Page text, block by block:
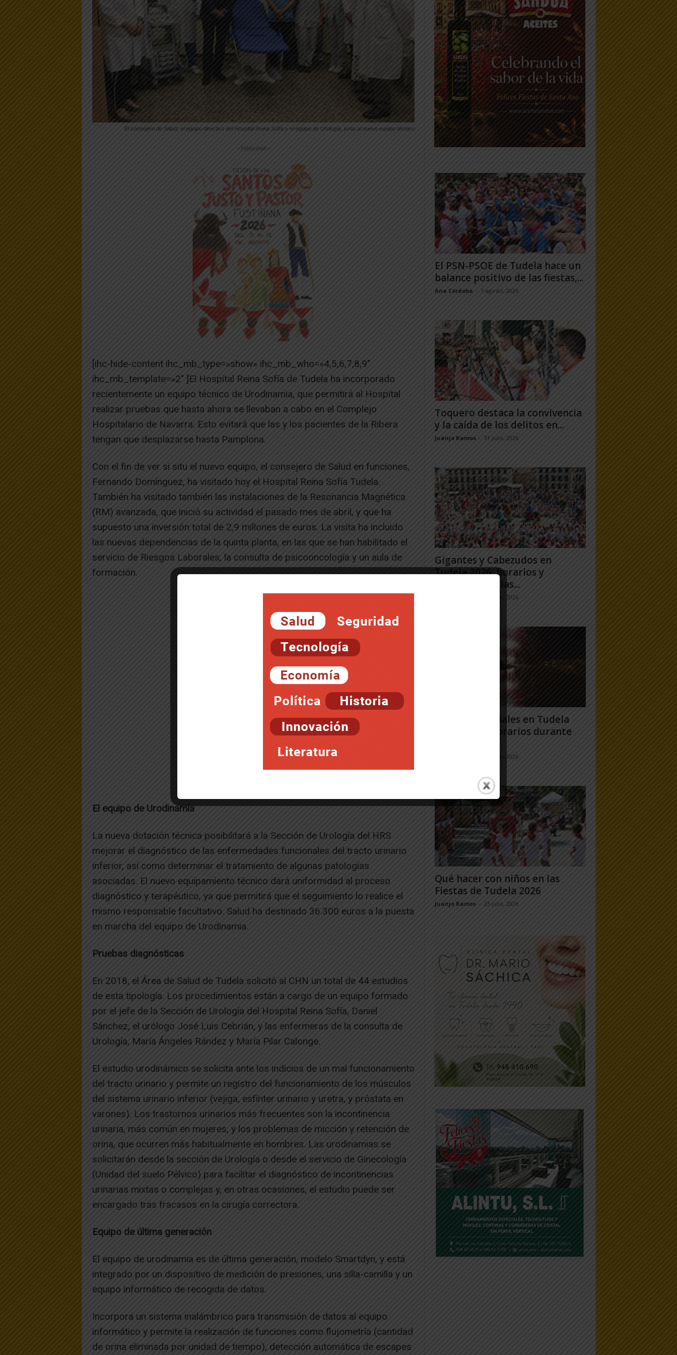
El consejero de Salud, el equipo directivo del Hospital Reina Sofía y el equipo de Urología, junto al nuevo equipo técnico
-- Publicidad --
[ihc-hide-content ihc_mb_type=»show» ihc_mb_who=»4,5,6,7,8,9″
ihc_mb_template=»2″ ]El Hospital Reina Sofía de Tudela ha incorporado
recientemente un equipo técnico de Urodinamia, que permitirá al Hospital
realizar pruebas que hasta ahora se llevaban a cabo en el Complejo
Hospitalario de Navarra. Esto evitará que las y los pacientes de la Ribera
tengan que desplazarse hasta Pamplona.
Con el fin de ver si situ el nuevo equipo, el consejero de Salud en funciones,
Fernando Domínguez, ha visitado hoy el Hospital Reina Sofía Tudela.
También ha visitado también las instalaciones de la Resonancia Magnética
(RM) avanzada, que inició su actividad el pasado mes de abril, y que ha
supuesto una inversión total de 2,9 millones de euros. La visita ha incluido
las nuevas dependencias de la quinta planta, en las que se han habilitado el
servicio de Riesgos Laborales, la consulta de psicooncología y un aula de
formación.
El equipo de Urodinamia
La nueva dotación técnica posibilitará a la Sección de Urología del HRS
mejorar el diagnóstico de las enfermedades funcionales del tracto urinario
inferior, así como determinar el tratamiento de algunas patologías
asociadas. El nuevo equipamiento técnico dará uniformidad al proceso
diagnóstico y terapéutico, ya que permitirá que el seguimiento lo realice el
mismo responsable facultativo. Salud ha destinado 36.300 euros a la puesta
en marcha del equipo de Urodinamia.
Pruebas diagnósticas
En 2018, el Área de Salud de Tudela solicitó al CHN un total de 44 estudios
de esta tipología. Los procedimientos están a cargo de un equipo formado
por el jefe de la Sección de Urología del Hospital Reina Sofía, Daniel
Sánchez, el urólogo José Luis Cebrián, y las enfermeras de la consulta de
Urología, María Ángeles Rández y María Pilar Calonge.
El estudio urodinámico se solicita ante los indicios de un mal funcionamiento
del tracto urinario y permite un registro del funcionamiento de los músculos
del sistema urinario inferior (vejiga, esfínter urinario y uretra, y próstata en
varones). Los trastornos urinarios más frecuentes son la incontinencia
urinaria, más común en mujeres, y los problemas de micción y retención de
orina, que ocurren más habitualmente en hombres. Las urodinamias se
solicitarán desde la sección de Urología o desde el servicio de Ginecología
(Unidad del suelo Pélvico) para facilitar el diagnóstico de incontinencias
urinarias mixtas o complejas y, en otras ocasiones, el estudio puede ser
encargado tras fracasos en la cirugía correctora.
Equipo de última generación
El equipo de urodinamia es de última generación, modelo Smartdyn, y está
integrado por un dispositivo de medición de presiones, una silla-camilla y un
equipo informático de recogida de datos.
Incorpora un sistema inalámbrico para transmisión de datos al equipo
informático y permite la realización de funciones como flujometría (cantidad
de orina eliminada por unidad de tiempo), detección automática de escapes
El PSN-PSOE de Tudela hace un
balance positivo de las fiestas,...
Ana Córdoba - 1 agosto, 2026
Toquero destaca la convivencia
y la caída de los delitos en...
Juanjo Ramos - 31 julio, 2026
Gigantes y Cabezudos en
Tudela 2026: horarios y
recorridos en las...
25 julio, 2026
Fuegos artificiales en Tudela
2026: días y horarios durante
24 julio, 2026
Qué hacer con niños en las
Fiestas de Tudela 2026
Juanjo Ramos - 23 julio, 2026